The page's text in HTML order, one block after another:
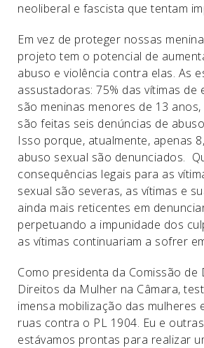
neoliberal e fascista que tentam
Em vez de proteger nossas
projeto tem o potencial de
abuso e violência contra elas. As
assustadoras: 75% das vítimas de
são meninas menores de 13
são feitas seis denúncias de
Isso porque, atualmente, apenas
abuso sexual são denunciados.
consequências legais para as
sexual são severas, as vítimas e
ainda mais reticentes em
perpetuando a impunidade dos
as vítimas continuariam a sofrer
Como presidenta da Comissão de
Direitos da Mulher na Câmara,
imensa mobilização das mulheres
ruas contra o PL 1904. Eu e
estávamos prontas para realizar